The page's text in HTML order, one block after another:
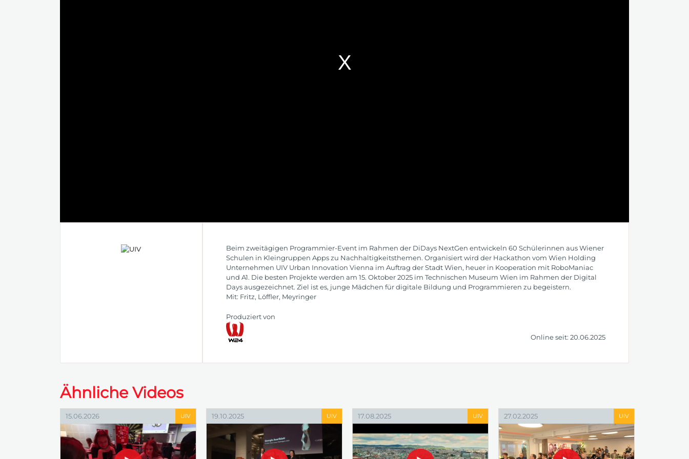
Beim zweitägigen Programmier-Event im Rahmen der DiDays NextGen entwickeln 60 Schülerinnen aus Wiener
Schulen in Kleingruppen Apps zu Nachhaltigkeitsthemen. Organisiert wird der Hackathon vom Wien Holding
Unternehmen UIV Urban Innovation Vienna im Auftrag der Stadt Wien, heuer in Kooperation mit RoboManiac
und A1. Die besten Projekte werden am 15. Oktober 2025 im Technischen Museum Wien im Rahmen der Digital
Days ausgezeichnet. Ziel ist es, junge Mädchen für digitale Bildung und Programmieren zu begeistern.
Mit: Fritz, Löffler, Meyringer
Produziert von
Online seit: 20.06.2025
Ähnliche Videos
15.06.2026 UIV 19.10.2025 UIV 17.08.2025 UIV 27.02.2025 UIV